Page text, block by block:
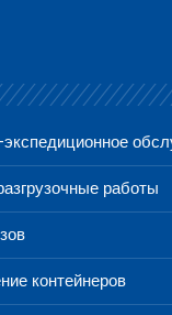
работы
контейнеров